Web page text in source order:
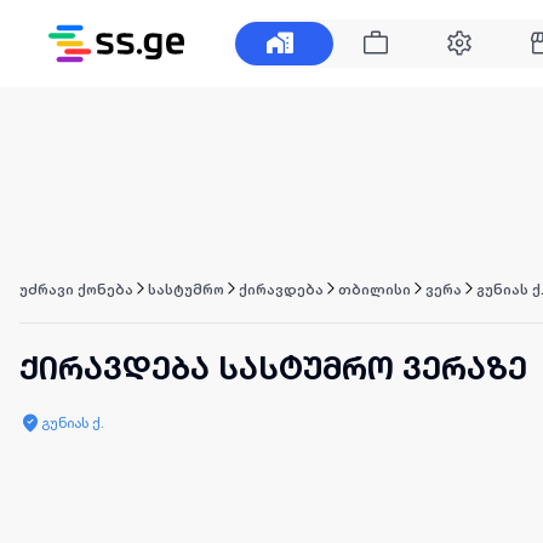
უძრავი ქონება სასტუმრო ქირავდება თბილისი ვერა გუნიას ქ.
ქირავდება სასტუმრო ვერაზე
გუნიას ქ.